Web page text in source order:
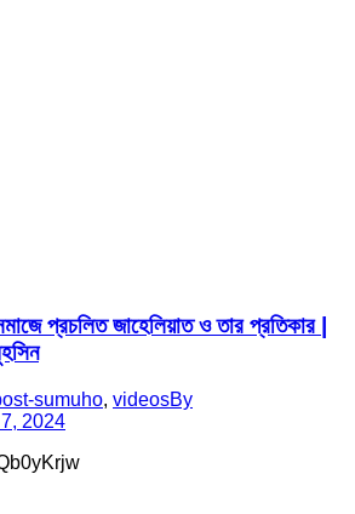
প্রচলিত জাহেলিয়াত ও তার প্রতিকার |
sumuho, videosBy
2024